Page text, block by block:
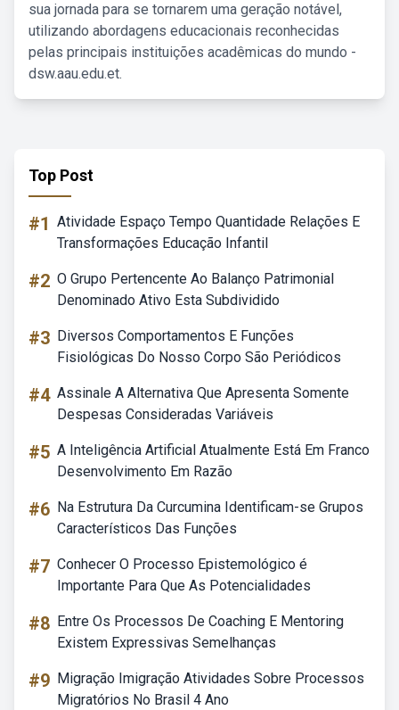
sua jornada para se tornarem uma geração notável,
utilizando abordagens educacionais reconhecidas
pelas principais instituições acadêmicas do mundo -
dsw.aau.edu.et.
Top Post
#1 Atividade Espaço Tempo Quantidade Relações E
Transformações Educação Infantil
#2 O Grupo Pertencente Ao Balanço Patrimonial
Denominado Ativo Esta Subdividido
#3 Diversos Comportamentos E Funções
Fisiológicas Do Nosso Corpo São Periódicos
#4 Assinale A Alternativa Que Apresenta Somente
Despesas Consideradas Variáveis
#5 A Inteligência Artificial Atualmente Está Em Franco
Desenvolvimento Em Razão
#6 Na Estrutura Da Curcumina Identificam-se Grupos
Característicos Das Funções
#7 Conhecer O Processo Epistemológico é
Importante Para Que As Potencialidades
#8 Entre Os Processos De Coaching E Mentoring
Existem Expressivas Semelhanças
#9 Migração Imigração Atividades Sobre Processos
Migratórios No Brasil 4 Ano